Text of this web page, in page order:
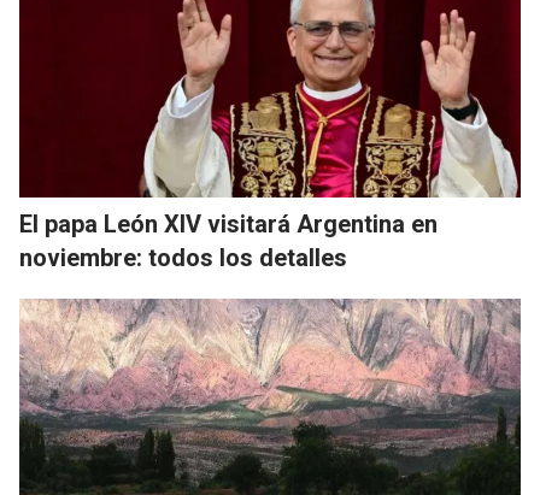
El papa León XIV visitará Argentina en
noviembre: todos los detalles